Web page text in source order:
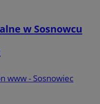
w Sosnowcu
www - Sosnowiec